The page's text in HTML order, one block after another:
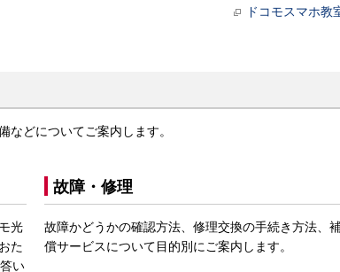
ドコモスマホ教
などについてご案内します。
光
た
い
故障・修理
故障かどうかの確認方法、修理交換の手続き方法、
償サービスについて目的別にご案内します。